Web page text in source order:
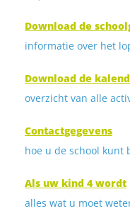
Download de
informatie over het
Download de
overzicht van alle
Contactgegevens
hoe u de school kunt
Als uw kind 4 wordt
alles wat u moet